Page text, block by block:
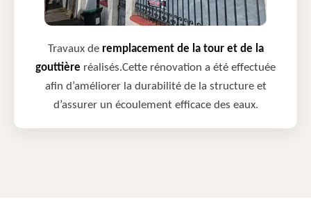
Travaux de remplacement de la tour et de la
gouttière réalisés.Cette rénovation a été effectuée
afin d’améliorer la durabilité de la structure et
d’assurer un écoulement efficace des eaux.